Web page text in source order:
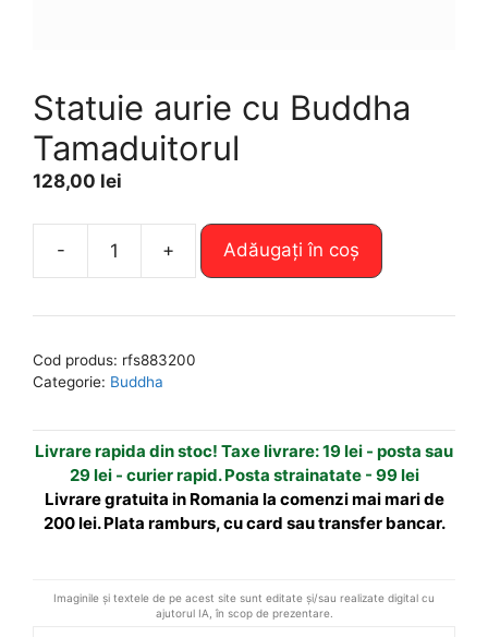
Statuie aurie cu Buddha
Tamaduitorul
128,00 lei
-
Cantitate
aurie
+ Adăugați în coș
e
n
t
i
Cod produs: rfs883200
Categorie: Buddha
Livrare rapida din stoc! Taxe livrare: 19 lei - posta sau
29 lei - curier rapid. Posta strainatate - 99 lei
Livrare gratuita in Romania la comenzi mai mari de
200 lei. Plata ramburs, cu card sau transfer bancar.
Imaginile și textele de pe acest site sunt editate și/sau realizate digital cu
ajutorul IA, în scop de prezentare.